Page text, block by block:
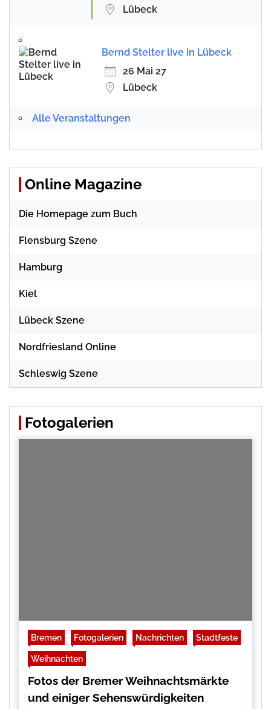
Lübeck
Bernd Stelter live in Lübeck
26 Mai 27
Lübeck
Alle Veranstaltungen
Online Magazine
Die Homepage zum Buch
Flensburg Szene
Hamburg
Kiel
Lübeck Szene
Nordfriesland Online
Schleswig Szene
Fotogalerien
Bremen Fotogalerien Nachrichten Stadtfeste
Weihnachten
Fotos der Bremer Weihnachtsmärkte
und einiger Sehenswürdigkeiten